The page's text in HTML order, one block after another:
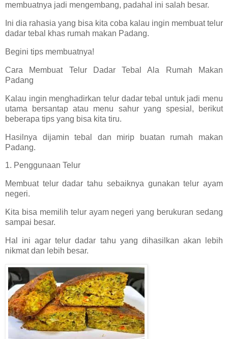
membuatnya jadi mengembang, padahal ini salah besar.
Ini dia rahasia yang bisa kita coba kalau ingin membuat telur
dadar tebal khas rumah makan Padang.
Begini tips membuatnya!
Cara Membuat Telur Dadar Tebal Ala Rumah Makan
Padang
Kalau ingin menghadirkan telur dadar tebal untuk jadi menu
utama bersantap atau menu sahur yang spesial, berikut
beberapa tips yang bisa kita tiru.
Hasilnya dijamin tebal dan mirip buatan rumah makan
Padang.
1. Penggunaan Telur
Membuat telur dadar tahu sebaiknya gunakan telur ayam
negeri.
Kita bisa memilih telur ayam negeri yang berukuran sedang
sampai besar.
Hal ini agar telur dadar tahu yang dihasilkan akan lebih
nikmat dan lebih besar.